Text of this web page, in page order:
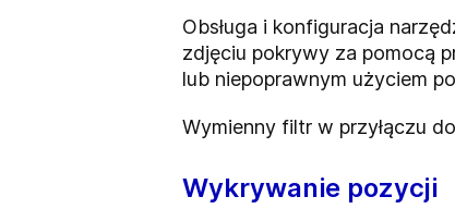
Obsługa i konfiguracja
zdjęciu pokrywy za pomocą
lub niepoprawnym użyciem
Wymienny filtr w przyłączu
Wykrywanie pozycji